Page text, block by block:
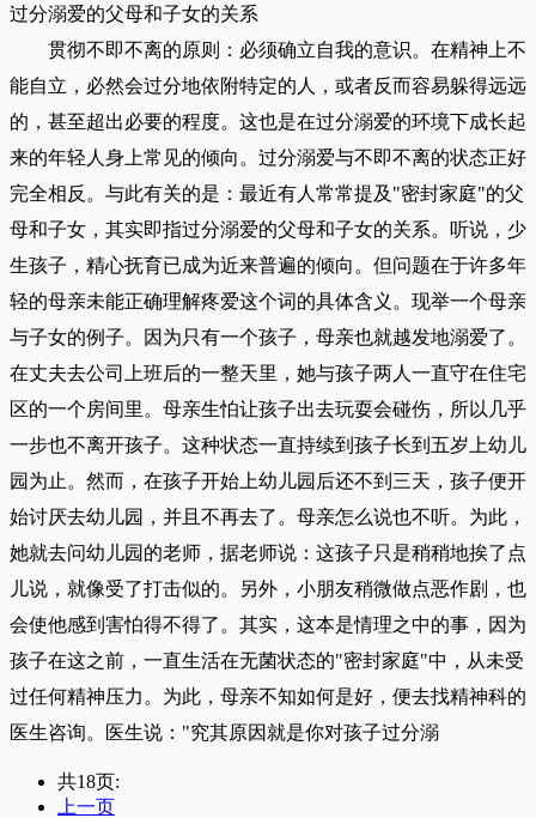
过分溺爱的父母和子女的关系
贯彻不即不离的原则：必须确立自我的意识。在精神上不
能自立，必然会过分地依附特定的人，或者反而容易躲得远远
的，甚至超出必要的程度。这也是在过分溺爱的环境下成长起
来的年轻人身上常见的倾向。过分溺爱与不即不离的状态正好
完全相反。与此有关的是：最近有人常常提及"密封家庭"的父
母和子女，其实即指过分溺爱的父母和子女的关系。听说，少
生孩子，精心抚育已成为近来普遍的倾向。但问题在于许多年
轻的母亲未能正确理解疼爱这个词的具体含义。现举一个母亲
与子女的例子。因为只有一个孩子，母亲也就越发地溺爱了。
在丈夫去公司上班后的一整天里，她与孩子两人一直守在住宅
区的一个房间里。母亲生怕让孩子出去玩耍会碰伤，所以几乎
一步也不离开孩子。这种状态一直持续到孩子长到五岁上幼儿
园为止。然而，在孩子开始上幼儿园后还不到三天，孩子便开
始讨厌去幼儿园，并且不再去了。母亲怎么说也不听。为此，
她就去问幼儿园的老师，据老师说：这孩子只是稍稍地挨了点
儿说，就像受了打击似的。另外，小朋友稍微做点恶作剧，也
会使他感到害怕得不得了。其实，这本是情理之中的事，因为
孩子在这之前，一直生活在无菌状态的"密封家庭"中，从未受
过任何精神压力。为此，母亲不知如何是好，便去找精神科的
医生咨询。医生说："究其原因就是你对孩子过分溺
共18页:
上一页